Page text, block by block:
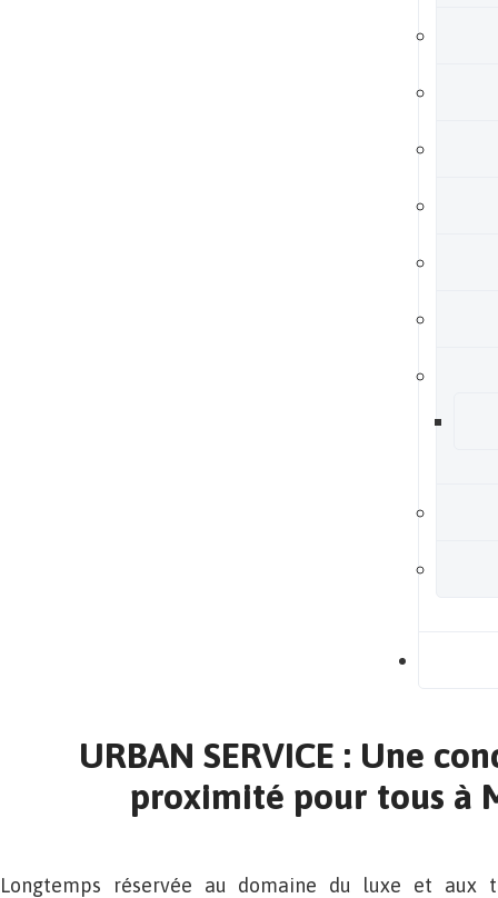
URBAN SERVICE : Une
proximité pour tous à
Longtemps réservée au domaine du luxe et aux